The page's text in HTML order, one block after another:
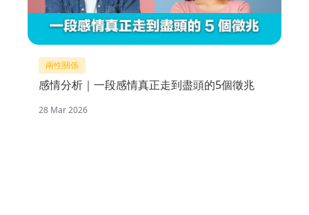
兩性關係
感情分析｜一段感情真正走到盡頭的5個徵兆
28 Mar 2026